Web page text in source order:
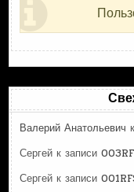
Валерий Анатольевич
Сергей к записи
Сергей к записи